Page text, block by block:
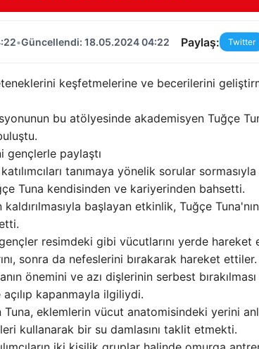
•Güncellendi: 18.05.2024 04:22 Paylaş: Twitter
keşfetmelerine ve becerilerini
bu atölyesinde akademisyen Tuğçe
gençlerle paylaştı
tanımaya yönelik sorular
Tuna kendisinden ve kariyerinden bahsetti.
başlayan etkinlik, Tuğçe
resimdeki gibi vücutlarını yerde hareket
sonra da nefeslerini bırakarak hareket ettiler.
önemini ve azı dişlerinin serbest
kapanmayla ilgiliydi.
Tuna, eklemlerin vücut anatomisindeki yerini
kullanarak bir su damlasını taklit etmekti.